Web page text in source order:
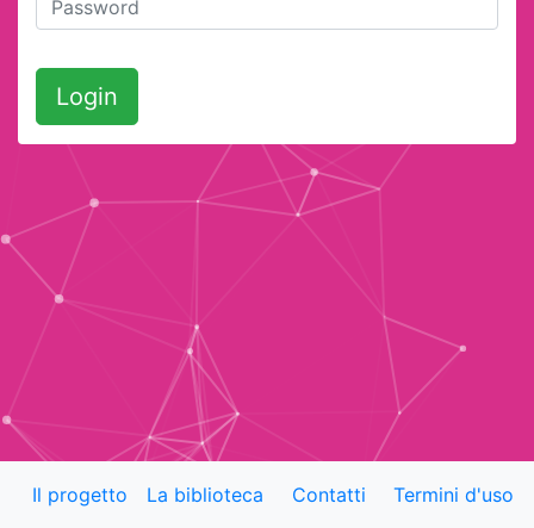
Login
Il progetto La biblioteca Contatti Termini d'uso